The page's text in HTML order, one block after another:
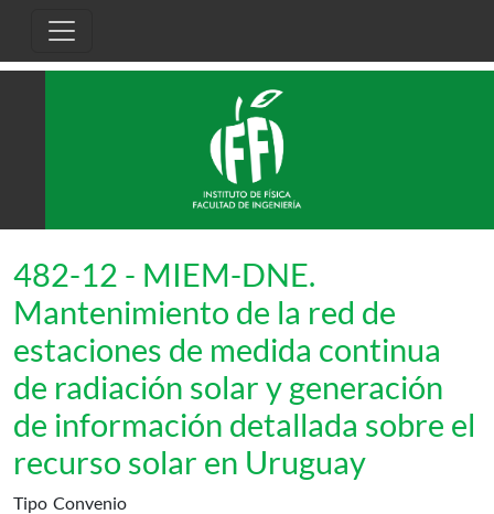
482-12 - MIEM-DNE.
Mantenimiento de la red de
estaciones de medida continua
de radiación solar y generación
de información detallada sobre el
recurso solar en Uruguay
Tipo Convenio